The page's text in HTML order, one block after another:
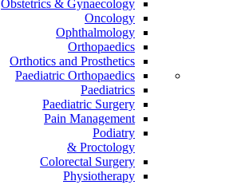
Obstetrics & Gynaecology
Oncology
Ophthalmology
Orthopaedics
Orthotics and Prosthetics
Paediatric Orthopaedics
Paediatrics
Paediatric Surgery
Pain Management
Podiatry
Proctology &
Colorectal Surgery
Physiotherapy